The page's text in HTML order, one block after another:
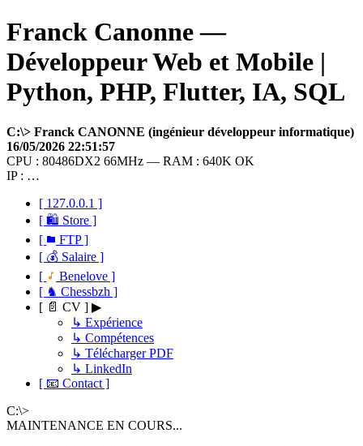
Franck Canonne —
Développeur Web et Mobile |
Python, PHP, Flutter, IA, SQL
C:\> Franck CANONNE (ingénieur développeur informatique)
16/05/2026 22:51:57
CPU : 80486DX2 66MHz — RAM : 640K OK
IP : …
[ 127.0.0.1 ]
[ 🛍 Store ]
[
FTP ]
[ 💰 Salaire ]
[
Benelove ]
[ ♞ Chessbzh ]
[ 📄 CV ] ▶
↳ Expérience
↳ Compétences
↳ Télécharger PDF
↳ LinkedIn
[ 📧 Contact ]
C:\>
MAINTENANCE EN COURS...